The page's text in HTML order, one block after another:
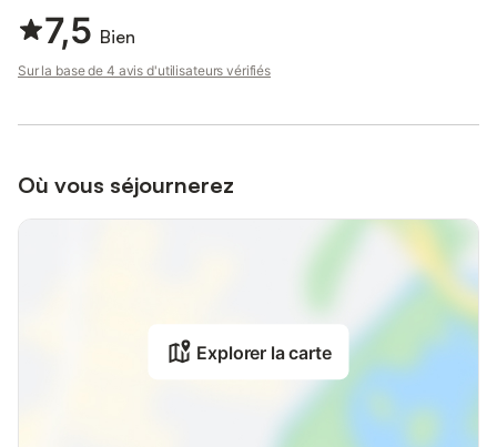
peuvent être prêtés gratuitement sur demande (moyennant une
caution). Le parc nature du Plan se trouve à 500 m.
7,5 Bien
Sur la base de 4 avis d'utilisateurs vérifiés
Où vous séjournerez
Explorer la carte